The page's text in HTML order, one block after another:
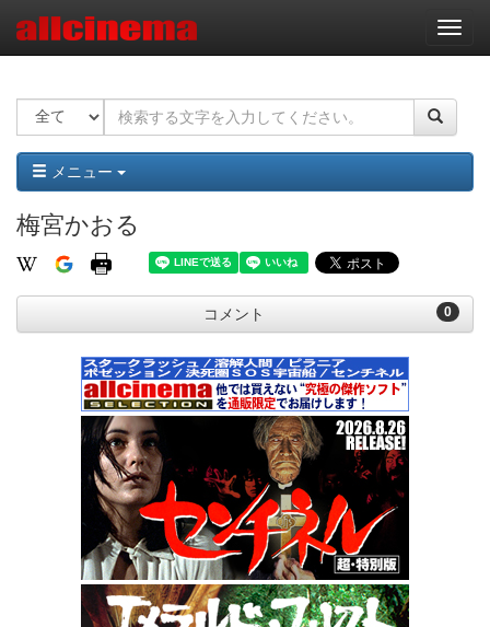
ナ
ビ
ー
ョ
ン
メニュー
梅宮かおる
0
コメント